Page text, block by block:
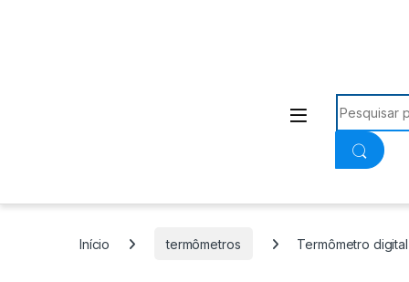
Procurar:
Início termômetros Termômetro